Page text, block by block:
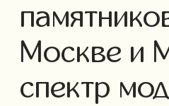
Москве и
спектр